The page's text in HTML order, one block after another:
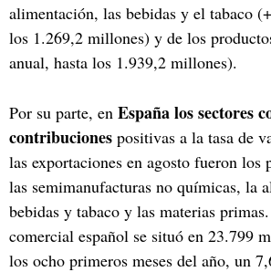
alimentación, las bebidas y el tabaco
los 1.269,2 millones) y de los
anual, hasta los 1.939,2 millones).
Por su parte, en España los sectores
contribuciones positivas a la tasa de
las exportaciones en agosto fueron los
las semimanufacturas no químicas, la
bebidas y tabaco y las materias
comercial español se situó en 23.799
los ocho primeros meses del año, un